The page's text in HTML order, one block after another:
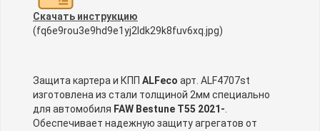
Скачать инструкцию
(fq6e9rou3e9hd9e1yj2ldk29k8fuv6xq.jpg)
Защита картера и КПП ALFeco арт. ALF4707st
изготовлена из стали толщиной 2мм специально
для автомобиля FAW Bestune T55 2021-
Обеспечивает надежную защиту агрегатов от